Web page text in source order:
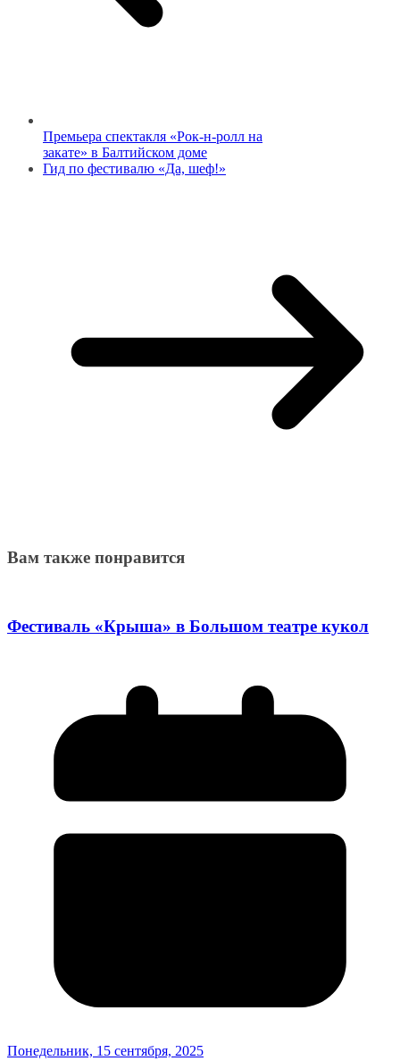
Премьера спектакля «Рок-н-ролл на
закате» в Балтийском доме
Гид по фестивалю «Да, шеф!»
Вам также понравится
Фестиваль «Крыша» в Большом театре кукол
Понедельник, 15 сентября, 2025